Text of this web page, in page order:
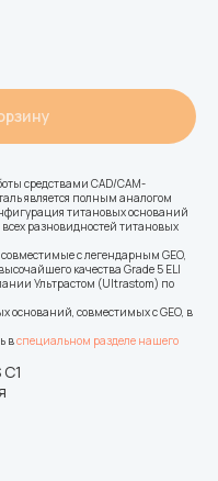
средствами CAD/CAM-
является полным аналогом
титановых оснований
разновидностей титановых
с легендарным GEO,
качества Grade 5 ELI
Ультрастом (Ultrastom) по
оснований, совместимых с GEO, в
вспециальном разделе нашего